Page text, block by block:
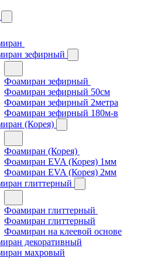
зефирный
Фоамиран зефирный
Фоамиран зефирный 50см
Фоамиран зефирный 2метра
Фоамиран зефирный 180м-в
(Корея)
Фоамиран (Корея)
Фоамиран EVA (Корея) 1мм
Фоамиран EVA (Корея) 2мм
глиттерный
Фоамиран глиттерный
Фоамиран глиттерный
Фоамиран на клеевой основе
декоративный
махровый